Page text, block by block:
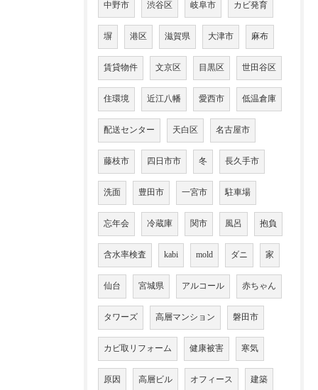
中野市 渋谷区 岐阜市 カビ発育
塀 港区 滋賀県 大津市 麻布
賃貸物件 文京区 目黒区 世田谷区
住環境 近江八幡 愛西市 低温倉庫
配送センター 天白区 名古屋市
藤枝市 四日市市 冬 長久手市
洗面 豊田市 一宮市 駐車場
忘年会 冷蔵庫 関市 風呂 抱負
含水率検査 kabi mold ダニ 家
仙台 宮城県 アルコール 赤ちゃん
タワーズ 高層マンション 磐田市
カビ取リフォーム 健康被害 寒気
原因 高層ビル オフィース 建築